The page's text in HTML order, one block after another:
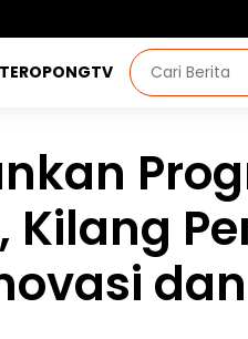
TEROPONGTV
Kilang